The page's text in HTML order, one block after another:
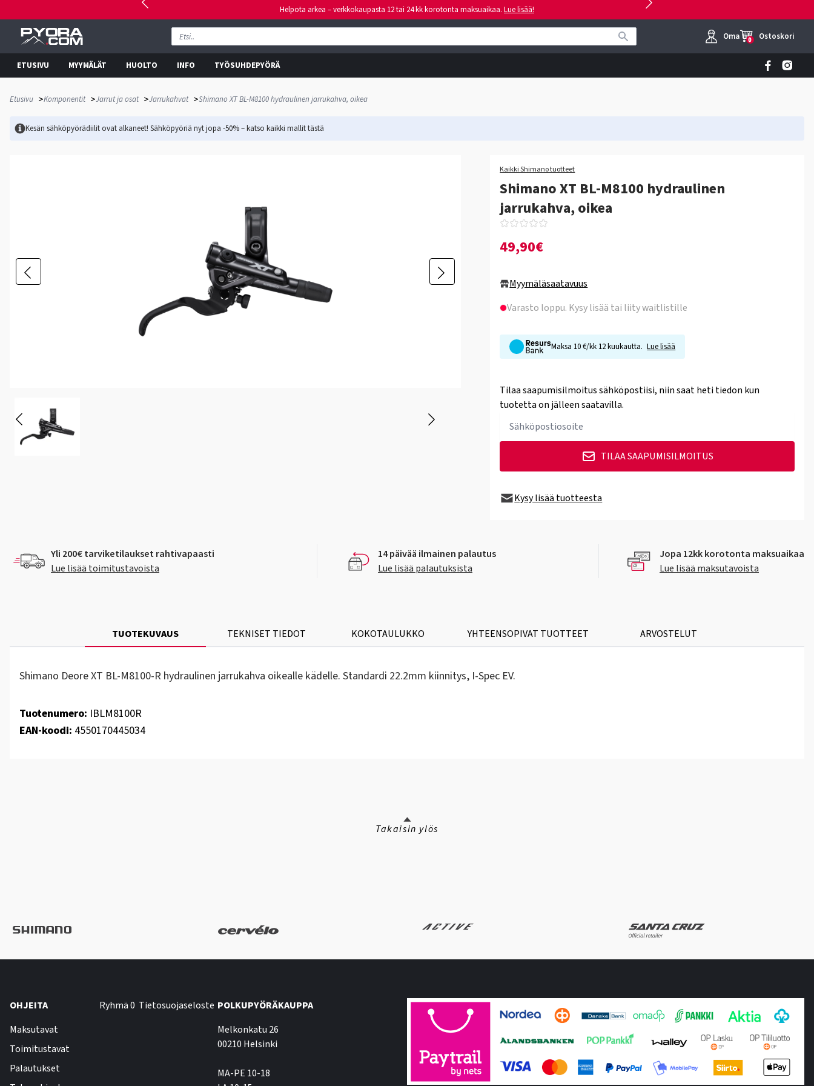
Helpota arkea – verkkokaupasta 12 tai 24 kk korotonta maksuaikaa. Lue lisää!
Oma tili
0 Ostoskori
ETUSIVU MYYMÄLÄT HUOLTO INFO TYÖSUHDEPYÖRÄ
Etusivu >Komponentit >Jarrut ja osat >Jarrukahvat >Shimano XT BL-M8100 hydraulinen jarrukahva, oikea
Kesän sähköpyörädiilit ovat alkaneet! Sähköpyöriä nyt jopa -50% – katso kaikki mallittästä
Kaikki Shimano tuotteet
Shimano XT BL-M8100 hydraulinen
jarrukahva, oikea
49,90€
Myymäläsaatavuus
Varasto loppu. Kysy lisää tai liity waitlistille
Maksa 10 €/kk 12 kuukautta. Lue lisää
Tilaa saapumisilmoitus sähköpostiisi, niin saat heti tiedon kun
tuotetta on jälleen saatavilla.
TILAA SAAPUMISILMOITUS
Kysy lisää tuotteesta
Yli 200€ tarviketilaukset rahtivapaasti
Lue lisää toimitustavoista
14 päivää ilmainen palautus
Lue lisää palautuksista
Jopa 12kk korotonta maksuaikaa
Lue lisää maksutavoista
TUOTEKUVAUS TEKNISET TIEDOT KOKOTAULUKKO YHTEENSOPIVAT TUOTTEET ARVOSTELUT
Shimano Deore XT BL-M8100-R hydraulinen jarrukahva oikealle kädelle. Standardi 22.2mm kiinnitys, I-Spec EV.
Tuotenumero: IBLM8100R
EAN-koodi: 4550170445034
Takaisin ylös
OHJEITA
Maksutavat
Toimitustavat
Palautukset
Ryhmä 0 Tietosuojaseloste POLKUPYÖRÄKAUPPA
Melkonkatu 26
00210 Helsinki
MA-PE 10-18